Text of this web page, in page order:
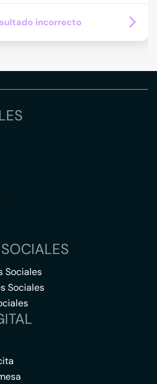
incorrecto
Sociales
Sociales